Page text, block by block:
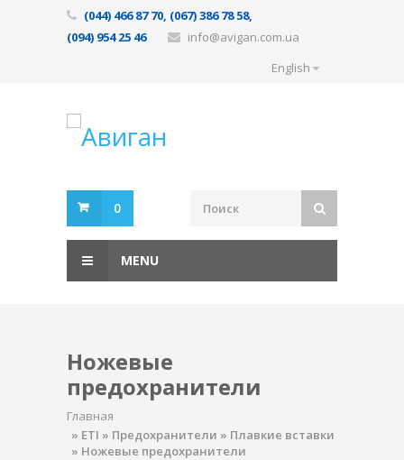
(044) 466 87 70, (067) 386 78 58,
(094) 954 25 46
info@avigan.com.ua
English
0
MENU
Ножевые
предохранители
Главная
» ETI » Предохранители » Плавкие вставки
» Ножевые предохранители